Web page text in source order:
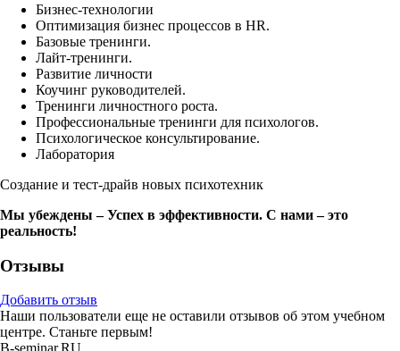
Бизнес-технологии
Оптимизация бизнес процессов в HR.
Базовые тренинги.
Лайт-тренинги.
Развитие личности
Коучинг руководителей.
Тренинги личностного роста.
Профессиональные тренинги для психологов.
Психологическое консультирование.
Лаборатория
Создание и тест-драйв новых психотехник
Мы убеждены – Успех в эффективности. С нами – это
реальность!
Отзывы
Добавить отзыв
Наши пользователи еще не оставили отзывов об этом учебном
центре. Станьте первым!